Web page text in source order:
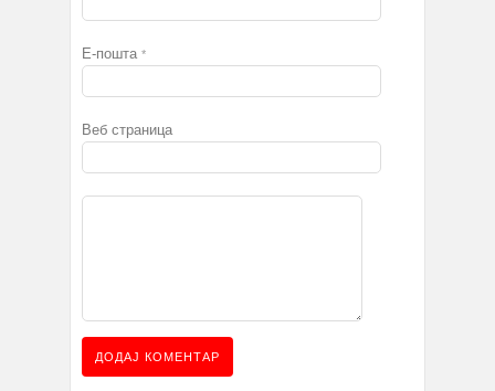
Е-пошта *
Веб страница